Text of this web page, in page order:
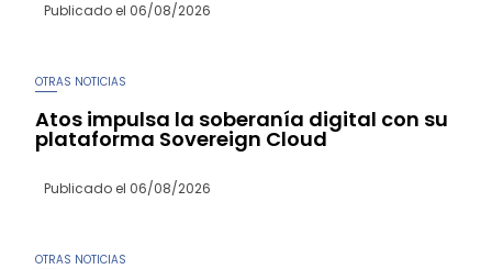
Publicado el 06/08/2026
OTRAS NOTICIAS
Atos impulsa la soberanía digital con su
plataforma Sovereign Cloud
Publicado el 06/08/2026
OTRAS NOTICIAS